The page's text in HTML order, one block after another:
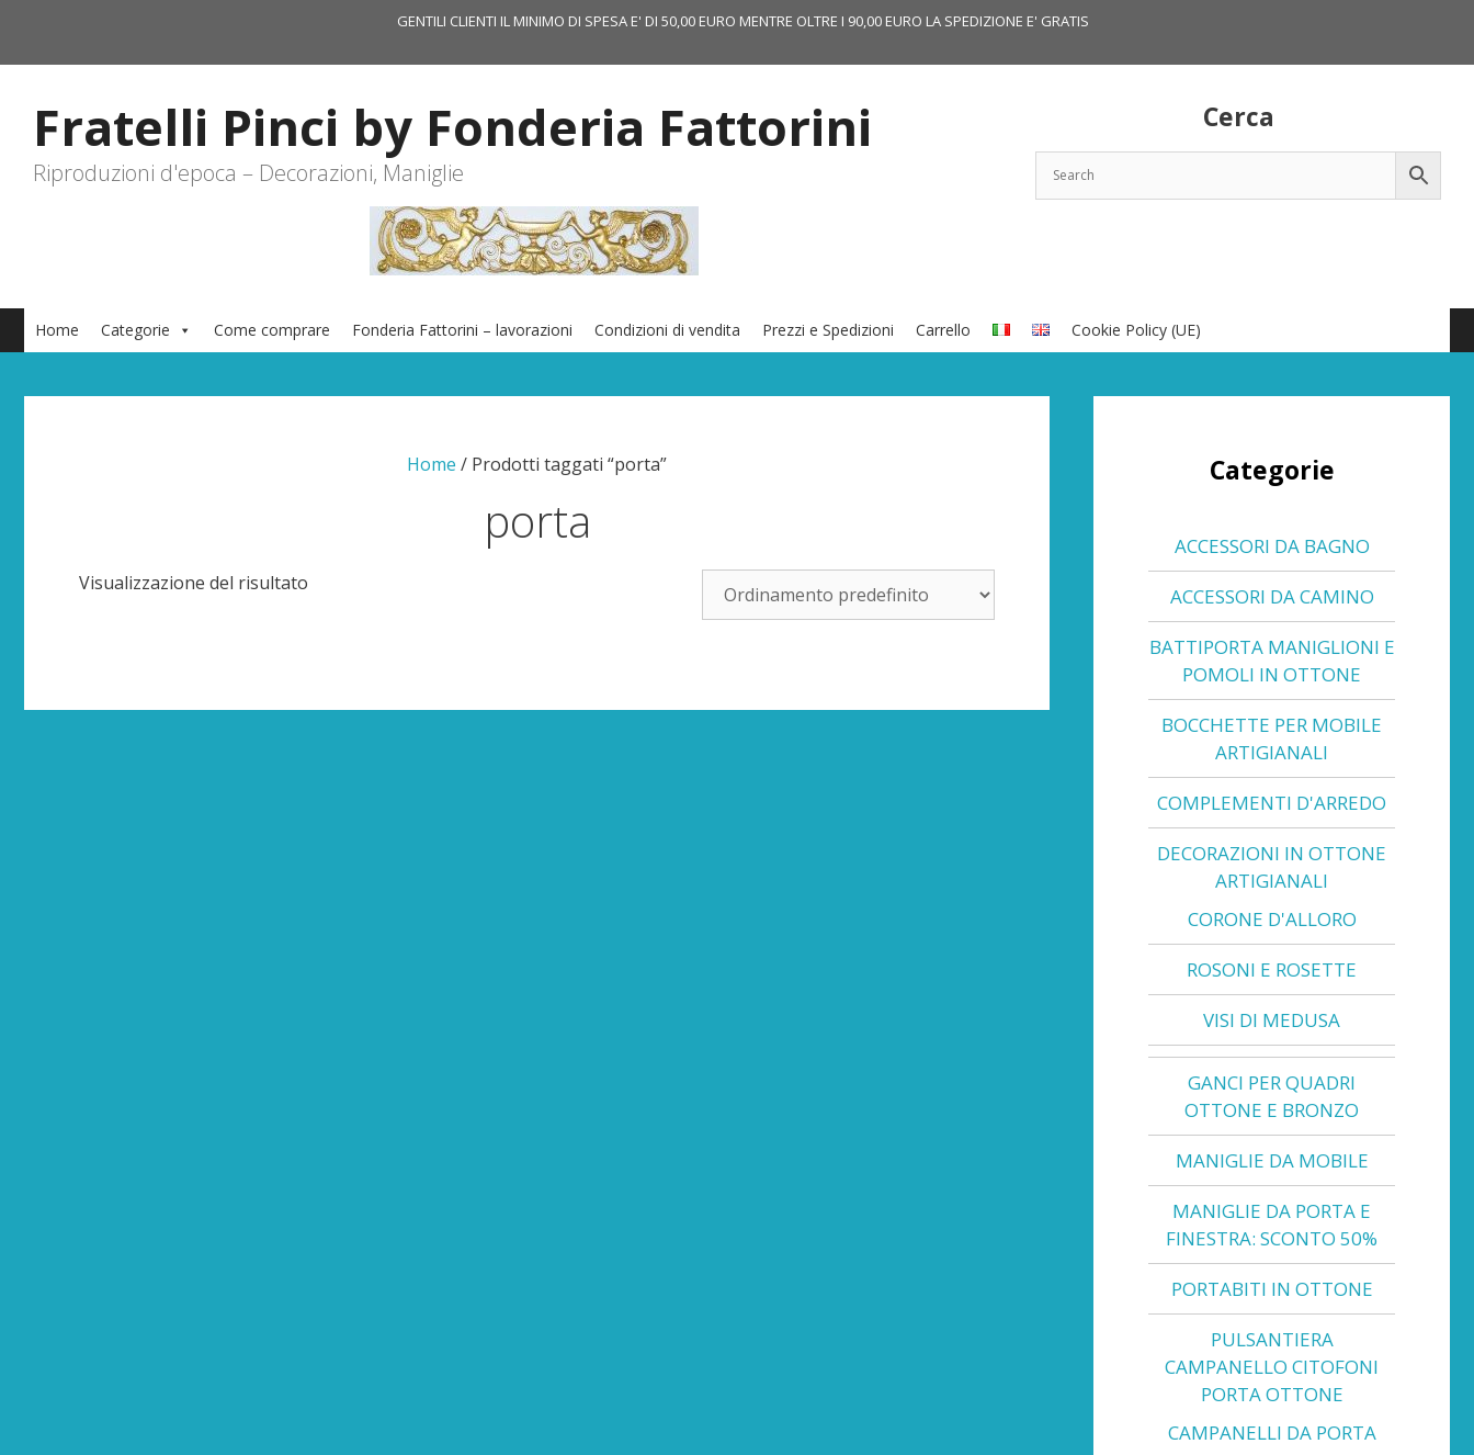
contenuto
GENTILI CLIENTI IL MINIMO DI SPESA E' DI 50,00 EURO MENTRE OLTRE I 90,00 EURO LA SPEDIZIONE E' GRATIS
Cerca
Fratelli Pinci by Fonderia Fattorini
Riproduzioni d'epoca – Decorazioni, Maniglie
Home Categorie Come comprare Fonderia Fattorini – lavorazioni Condizioni di vendita Prezzi e Spedizioni Carrello Cookie Policy (UE)
Home / Prodotti taggati “porta”
porta
Visualizzazione del risultato
Categorie
ACCESSORI DA BAGNO
ACCESSORI DA CAMINO
BATTIPORTA MANIGLIONI E
POMOLI IN OTTONE
BOCCHETTE PER MOBILE
ARTIGIANALI
COMPLEMENTI D'ARREDO
DECORAZIONI IN OTTONE
ARTIGIANALI
CORONE D'ALLORO
ROSONI E ROSETTE
VISI DI MEDUSA
GANCI PER QUADRI
OTTONE E BRONZO
MANIGLIE DA MOBILE
MANIGLIE DA PORTA E
FINESTRA: SCONTO 50%
PORTABITI IN OTTONE
PULSANTIERA
CAMPANELLO CITOFONI
PORTA OTTONE
CAMPANELLI DA PORTA